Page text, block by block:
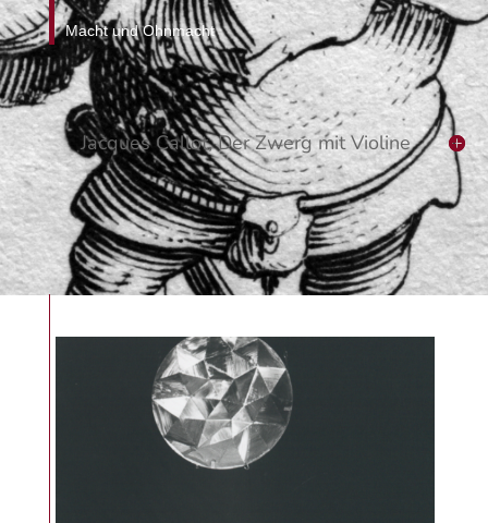
Macht und Ohnmacht
Jacques Callot, Der Zwerg mit Violine